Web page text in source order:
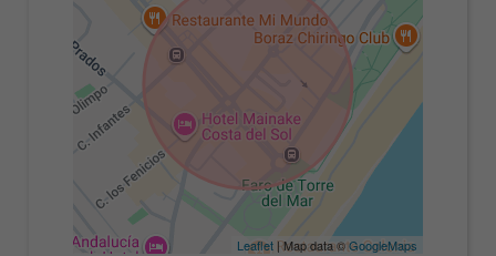
Leaflet| Map data ©GoogleMaps